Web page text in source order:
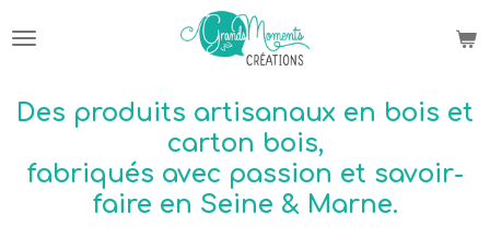
au
principal
Des produits artisanaux en bois et
carton bois,
fabriqués avec passion et savoir-
faire en Seine & Marne.